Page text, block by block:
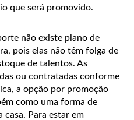
que será promovido.
não existe plano de
pois elas não têm folga de
de talentos. As
ou contratadas conforme
a opção por promoção
como uma forma de
Para estar em